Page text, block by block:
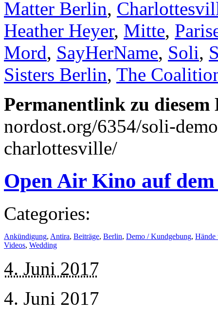
Matter Berlin,
Heather Heyer, Mitte,
Mord, SayHerName, Soli,
Sisters Berlin, The
Permanentlink zu
nordost.org/6354/soli-
charlottesville/
Open Air Kino auf
Categories:
Ankündigung, Antira, Beiträge, Berlin, Demo / Kundgebung, Hände
Videos, Wedding
4. Juni 2017
4. Juni 2017